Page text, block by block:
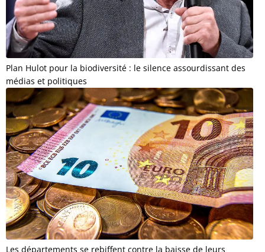
Plan Hulot pour la biodiversité : le silence assourdissant des
médias et politiques
Les départements se rebiffent contre la baisse de leurs